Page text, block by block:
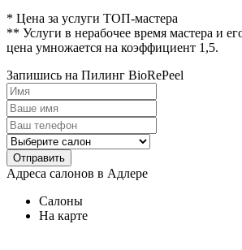
* Цена за услуги ТОП-мастера
** Услуги в нерабочее время мастера и
цена умножается на коэффициент 1,5.
Запишись на Пилинг BioRePeel
Отправить
Адреса салонов в Адлере
Салоны
На карте